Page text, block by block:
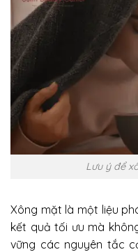
Lưu ý để
Xông mặt là một liệu
kết quả tối ưu mà
vững các nguyên tắc